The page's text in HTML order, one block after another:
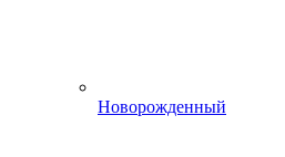
Новорожденный